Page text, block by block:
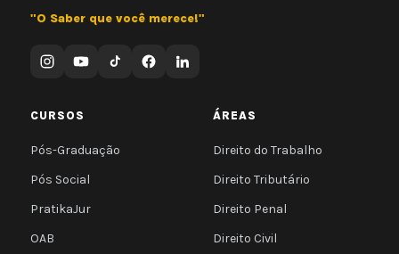
"O Saber que você merece!"
CURSOS
Pós-Graduação
Pós Social
PratikaJur
OAB
ÁREAS
Direito do Trabalho
Direito Tributário
Direito Penal
Direito Civil